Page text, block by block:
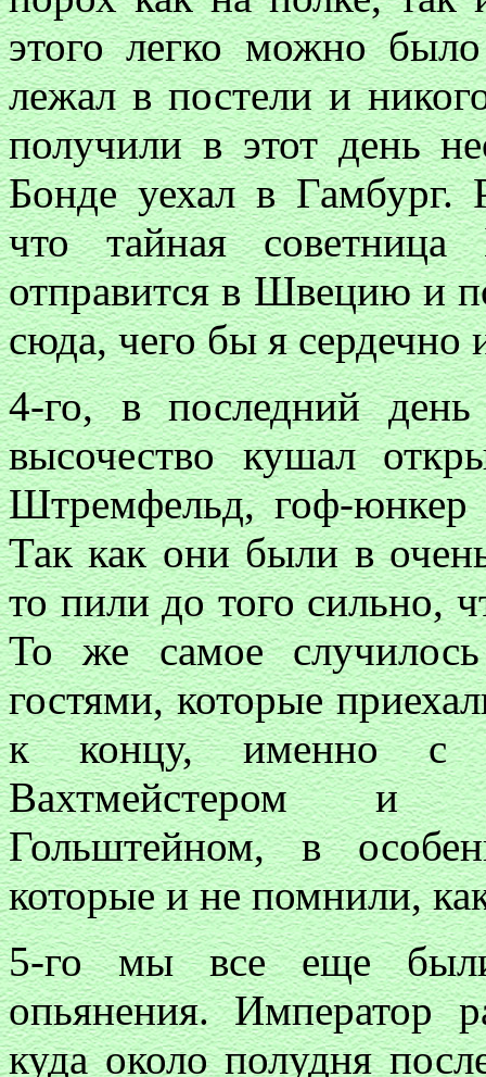
этого легко можно
лежал в постели и
получили в этот день
Бонде уехал в Гамбург.
что тайная
отправится в Швецию и
сюда, чего бы я
4-го, в последний
высочество кушал
Штремфельд, гоф-юнкер
Так как они были в
то пили до того сильно,
То же самое
гостями, которые
к концу, именно с
Вахтмейстером и
Гольштейном, в
которые и не помнили,
5-го мы все еще
опьянения. Император
куда около полудня